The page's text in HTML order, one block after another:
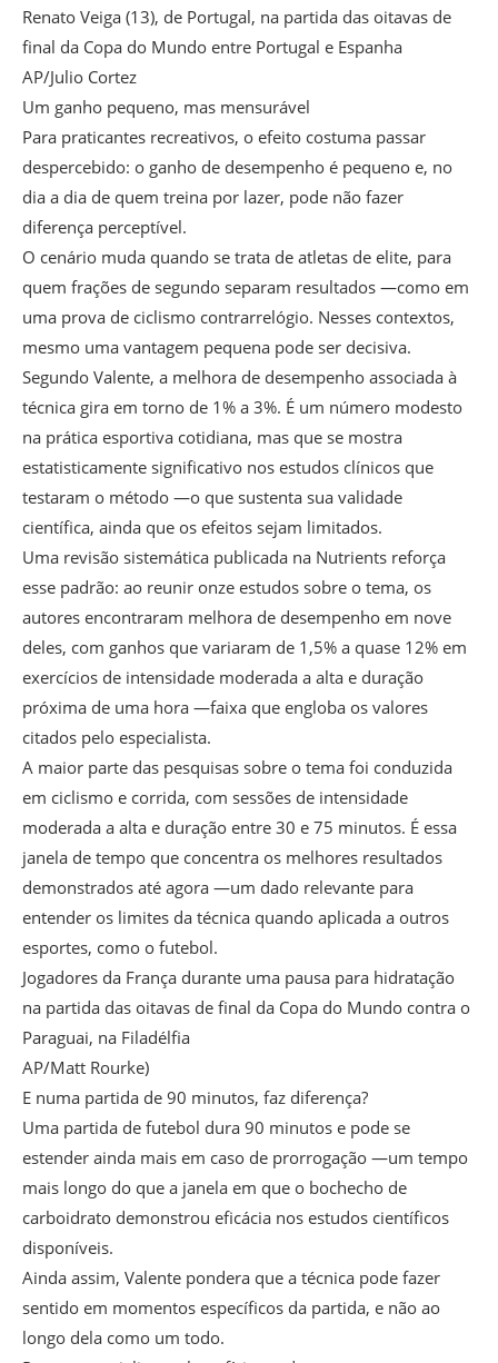
Renato Veiga (13), de Portugal, na partida das oitavas de
final da Copa do Mundo entre Portugal e Espanha
AP/Julio Cortez
Um ganho pequeno, mas mensurável
Para praticantes recreativos, o efeito costuma passar
despercebido: o ganho de desempenho é pequeno e, no
dia a dia de quem treina por lazer, pode não fazer
diferença perceptível.
O cenário muda quando se trata de atletas de elite, para
quem frações de segundo separam resultados —como em
uma prova de ciclismo contrarrelógio. Nesses contextos,
mesmo uma vantagem pequena pode ser decisiva.
Segundo Valente, a melhora de desempenho associada à
técnica gira em torno de 1% a 3%. É um número modesto
na prática esportiva cotidiana, mas que se mostra
estatisticamente significativo nos estudos clínicos que
testaram o método —o que sustenta sua validade
científica, ainda que os efeitos sejam limitados.
Uma revisão sistemática publicada na Nutrients reforça
esse padrão: ao reunir onze estudos sobre o tema, os
autores encontraram melhora de desempenho em nove
deles, com ganhos que variaram de 1,5% a quase 12% em
exercícios de intensidade moderada a alta e duração
próxima de uma hora —faixa que engloba os valores
citados pelo especialista.
A maior parte das pesquisas sobre o tema foi conduzida
em ciclismo e corrida, com sessões de intensidade
moderada a alta e duração entre 30 e 75 minutos. É essa
janela de tempo que concentra os melhores resultados
demonstrados até agora —um dado relevante para
entender os limites da técnica quando aplicada a outros
esportes, como o futebol.
Jogadores da França durante uma pausa para hidratação
na partida das oitavas de final da Copa do Mundo contra o
Paraguai, na Filadélfia
AP/Matt Rourke)
E numa partida de 90 minutos, faz diferença?
Uma partida de futebol dura 90 minutos e pode se
estender ainda mais em caso de prorrogação —um tempo
mais longo do que a janela em que o bochecho de
carboidrato demonstrou eficácia nos estudos científicos
disponíveis.
Ainda assim, Valente pondera que a técnica pode fazer
sentido em momentos específicos da partida, e não ao
longo dela como um todo.